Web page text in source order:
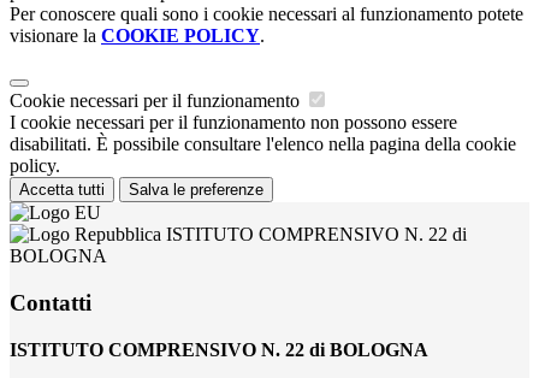
Per conoscere quali sono i cookie necessari al funzionamento potete
visionare la COOKIE POLICY.
Cookie necessari per il funzionamento
I cookie necessari per il funzionamento non possono essere
disabilitati. È possibile consultare l'elenco nella pagina della cookie
policy.
Accetta tutti Salva le preferenze
ISTITUTO COMPRENSIVO N. 22 di
BOLOGNA
Contatti
ISTITUTO COMPRENSIVO N. 22 di BOLOGNA